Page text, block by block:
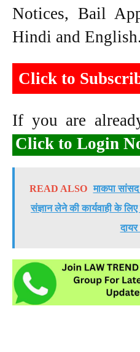
Notices, Bail
Hindi and English.
Click to
If you are
Click to Login
READ ALSO माकपा
संज्ञान लेने की कार्यवाही के
दायर